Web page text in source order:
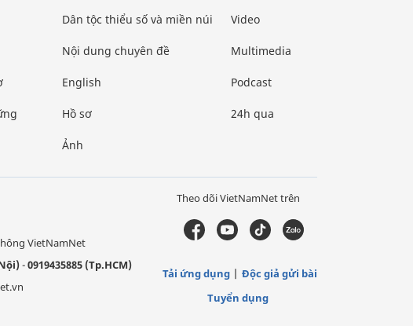
Dân tộc thiểu số và miền núi
Nội dung chuyên đề
English
Hồ sơ
Ảnh
Video
Multimedia
Podcast
24h qua
VietNamNet
-0919435885 (Tp.HCM)
Theo dõi VietNamNet trên
Tải ứng dụng
Độc giả gửi bài
Tuyển dụng